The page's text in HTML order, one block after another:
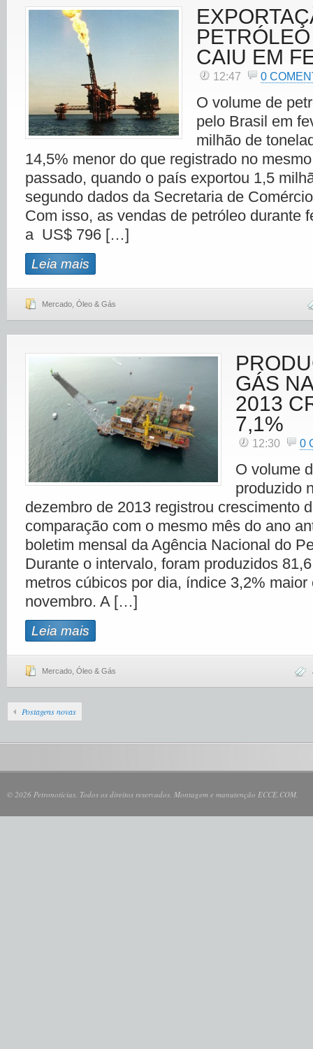
CAIU EM
12:47 0
O volume de
pelo Brasil em
milhão de
14,5% menor do que registrado no
passado, quando o país exportou 1,5
segundo dados da Secretaria de
Com isso, as vendas de petróleo durante
a US$ 796 […]
Leia mais
Mercado Óleo & Gás
GÁS
2013
7,1%
12:30 0
O volume
produzido
dezembro de 2013 registrou crescimento
comparação com o mesmo mês do ano
boletim mensal da Agência Nacional do
Durante o intervalo, foram produzidos
metros cúbicos por dia, índice 3,2% maior
novembro. A […]
Leia mais
Mercado Óleo & Gás
Postagens novas
© 2026 Petronotícias. Todos os direitos reservados. Montagem e manutenção ECCE.COM.